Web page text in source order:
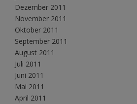
Dezember 2011
November 2011
Oktober 2011
September 2011
August 2011
Juli 2011
Juni 2011
Mai 2011
April 2011